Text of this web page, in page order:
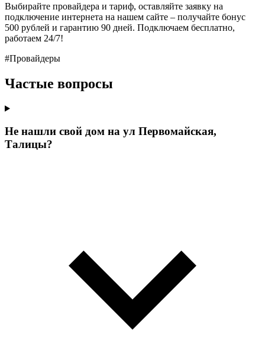
Выбирайте провайдера и тариф, оставляйте заявку на
подключение интернета на нашем сайте – получайте бонус
500 рублей и гарантию 90 дней. Подключаем бесплатно,
работаем 24/7!
#Провайдеры
Частые вопросы
Не нашли свой дом на ул Первомайская,
Талицы?